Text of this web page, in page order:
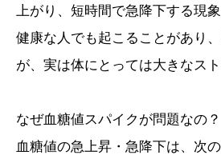
上がり、短時間で急降下する現象
健康な人でも起こることがあり
が、実は体にとっては大きなス
なぜ血糖値スパイクが問題なの？
血糖値の急上昇・急降下は、次